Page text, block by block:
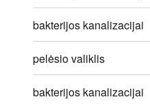
bakterijos kanalizacijai
pelėsio valiklis
bakterijos kanalizacijai